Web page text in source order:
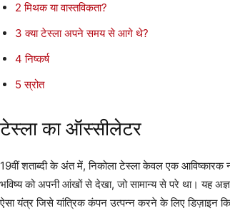
2 मिथक या वास्तविकता?
3 क्या टेस्ला अपने समय से आगे थे?
4 निष्कर्ष
5 स्रोत
टेस्ला का ऑस्सीलेटर
19वीं शताब्दी के अंत में, निकोला टेस्ला केवल एक
भविष्य को अपनी आंखों से देखा, जो सामान्य से परे था। यह
ऐसा यंत्र जिसे यांत्रिक कंपन उत्पन्न करने के लिए डिज़ाइन